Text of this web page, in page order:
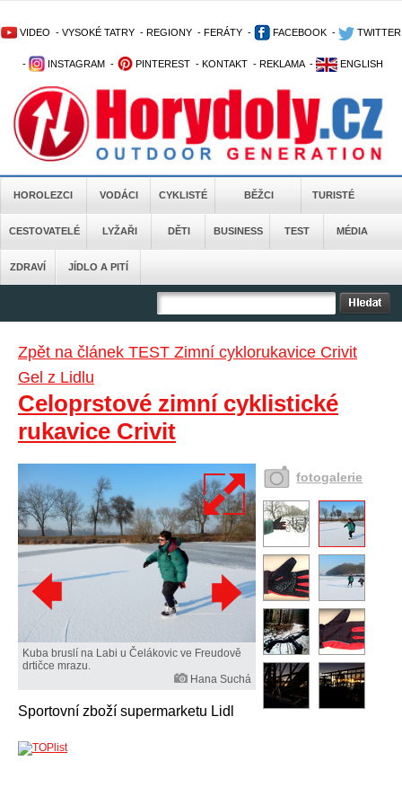
VIDEO - VYSOKÉ TATRY - REGIONY - FERÁTY - FACEBOOK - TWITTER
- INSTAGRAM - PINTEREST - KONTAKT - REKLAMA - ENGLISH
HOROLEZCI VODÁCI CYKLISTÉ BĚŽCI TURISTÉ
CESTOVATELÉ LYŽAŘI DĚTI BUSINESS TEST MÉDIA
ZDRAVÍ JÍDLO A PITÍ
Zpět na článek TEST Zimní cyklorukavice Crivit
Gel z Lidlu
Celoprstové zimní cyklistické
rukavice Crivit
Kuba bruslí na Labi u Čelákovic ve Freudově
drtičce mrazu.
Hana Suchá
Sportovní zboží supermarketu Lidl
fotogalerie